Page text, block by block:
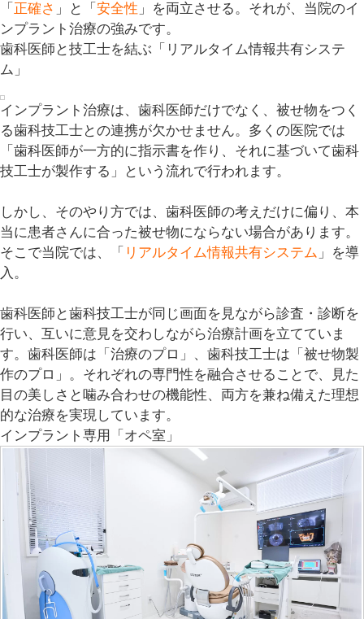
「 正確さ 」と「 安全性 」を両立させる。それが、当院のイ
ンプラント治療の強みです。
歯科医師と技工士を結ぶ「リアルタイム情報共有システ
ム」
インプラント治療は、歯科医師だけでなく、被せ物をつく
る歯科技工士との連携が欠かせません。多くの医院では
「 歯科医師が一方的に指示書を作り、それに基づいて歯科
技工士が製作する 」という流れで行われます。
しかし、そのやり方では、歯科医師の考えだけに偏り、本
当に患者さんに合った被せ物にならない場合があります。
そこで当院では、「 リアルタイム情報共有システム 」を導
入。
歯科医師と歯科技工士が同じ画面を見ながら診査・診断を
行い、互いに意見を交わしながら治療計画を立てていま
す。歯科医師は「 治療のプロ 」、歯科技工士は「 被せ物製
作のプロ 」。それぞれの専門性を融合させることで、見た
目の美しさと噛み合わせの機能性、両方を兼ね備えた理想
的な治療を実現しています。
インプラント専用「オペ室」